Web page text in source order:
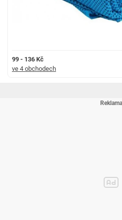
99 - 136 Kč
ve 4 obchodech